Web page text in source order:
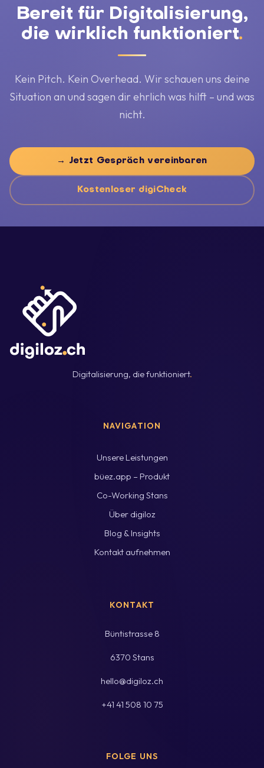
Bereit für Digitalisierung,
die wirklich funktioniert.
Kein Pitch. Kein Overhead. Wir schauen uns deine
Situation an und sagen dir ehrlich was hilft – und was
nicht.
→ Jetzt Gespräch vereinbaren
Kostenloser digiCheck
Digitalisierung, die funktioniert.
NAVIGATION
Unsere Leistungen
büez.app – Produkt
Co-Working Stans
Über digiloz
Blog & Insights
Kontakt aufnehmen
KONTAKT
Büntistrasse 8
6370 Stans
hello@digiloz.ch
+41 41 508 10 75
FOLGE UNS